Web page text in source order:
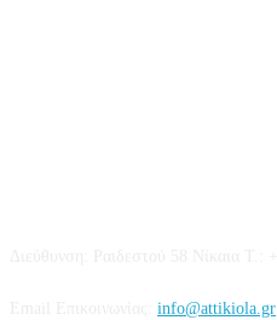
info@attikiola.gr